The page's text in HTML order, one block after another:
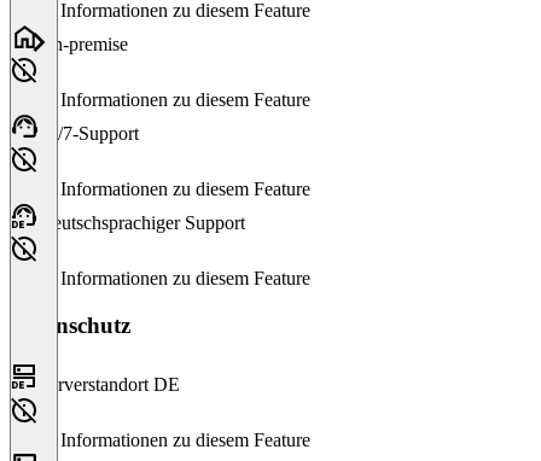
Keine Informationen zu diesem Feature
On-premise
Keine Informationen zu diesem Feature
24/7-Support
Keine Informationen zu diesem Feature
Deutschsprachiger Support
Keine Informationen zu diesem Feature
Datenschutz
Serverstandort DE
Keine Informationen zu diesem Feature